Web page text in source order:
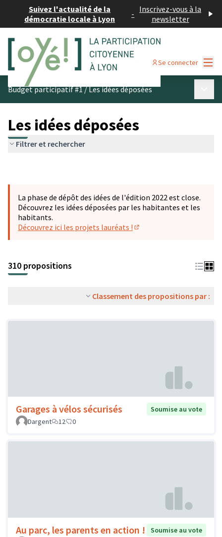
Suivez l'actualité de la
démocratie locale à Lyon
- Inscrivez-vous à la
newsletter
Se connecter
Budget participatif #1/Les idées déposées
Les idées déposées
Filtrer et rechercher
La phase de dépôt des idées de l'édition 2022 est close.
Découvrez les idées déposées par les habitantes et les
habitants.
Découvrez ici les projets lauréats !
310 propositions
Classement des propositions par :
Garages à vélos sécurisés
Soumise au vote
Dargent
12 0
Au parc, les parents en action !
Soumise au vote